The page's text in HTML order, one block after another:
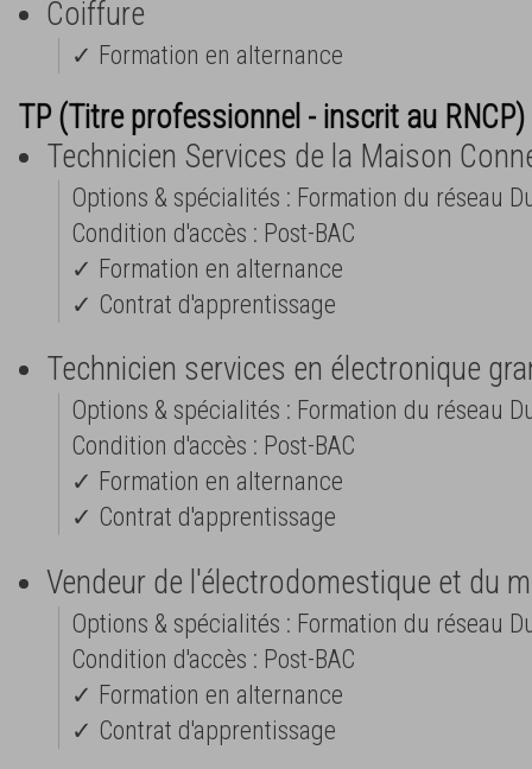
Coiffure
✓ Formation en alternance
TP (Titre professionnel - inscrit au RNCP)
Technicien Services de la Maison
Options & spécialités : Formation du réseau
Condition d'accès : Post-BAC
✓ Formation en alternance
✓ Contrat d'apprentissage
Technicien services en électronique
Options & spécialités : Formation du réseau
Condition d'accès : Post-BAC
✓ Formation en alternance
✓ Contrat d'apprentissage
Vendeur de l'électrodomestique et du
Options & spécialités : Formation du réseau
Condition d'accès : Post-BAC
✓ Formation en alternance
✓ Contrat d'apprentissage